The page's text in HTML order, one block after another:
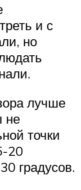
и с
но
лучше
не
точки
20
градусов.